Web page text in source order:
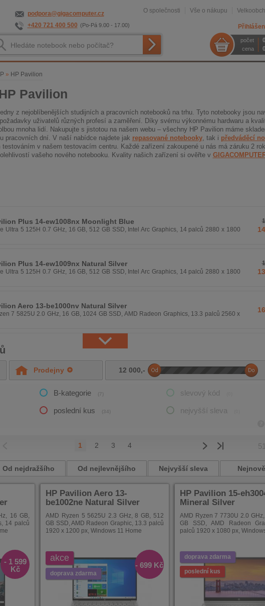
podpora@gigacomputer.cz
+420 721 400 500 (Po-Pá 9.00 - 17.00)
O společnosti Vše o nákupu
počet 0
cena
» HP Pavilion
Pavilion
z nejoblíbenějších studijních a pracovních notebooků na trhu. Tyto notebooky jsou
uživatelů různých profesí a zaměření. Díky svému výkonnému hardwaru a
mnoha lidí. Nakupujte s jistotou na našem webu – všechny HP Pavilion máme
pracovních dní. V naší nabídce najdete jak repasované notebooky, tak i předváděcí
testováním v našem testovacím centru. Každé zařízení zakoupené u nás má záruku 2
vašeho nového notebooku. Kvality našich zařízení si ověřte v
Plus 14-ew1008nx Moonlight Blue
Ultra 5 125H 0.7 GHz, 16 GB, 512 GB SSD, Intel Arc Graphics, 14 palců 2880 x 1800
Plus 14-ew1009nx Natural Silver
Ultra 5 125H 0.7 GHz, 16 GB, 512 GB SSD, Intel Arc Graphics, 14 palců 2880 x 1800
Aero 13-be1000nv Natural Silver
7 5825U 2.0 GHz, 16 GB, 1024 GB SSD, AMD Radeon Graphics, 13.3 palců 2560 x
Prodejny 12 000,-
B-kategorie slevový kód
poslední kus nejvyšší sleva
Od nejdražšího Od nejlevnějšího Nejvyšší sleva
1 2 3 4 51
16 GB,
14 palců
- 1 599
Kč
HP Pavilion Aero 13-
be1002ne Natural Silver
AMD Ryzen 5 5625U 2.3 GHz, 8 GB, 512
GB SSD, AMD Radeon Graphic, 13.3 palců
1920 x 1200 px, Windows 11 Home
akce
doprava zdarma
- 699 Kč
HP Pavilion 15-
Mineral Silver
AMD Ryzen 7 7730U 2.0
GB SSD, AMD Radeon
palců 1920 x 1080 px,
doprava zdarma
poslední kus